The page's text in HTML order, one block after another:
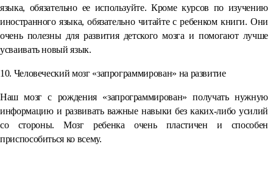
языка, обязательно ее используйте. Кроме курсов по изучению
иностранного языка, обязательно читайте с ребенком книги. Они
очень полезны для развития детского мозга и помогают лучше
усваивать новый язык.
10. Человеческий мозг «запрограммирован» на развитие
Наш мозг с рождения «запрограммирован» получать нужную
информацию и развивать важные навыки без каких-либо усилий
со стороны. Мозг ребенка очень пластичен и способен
приспособиться ко всему.